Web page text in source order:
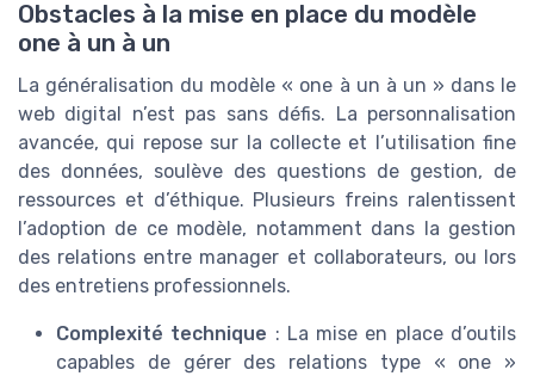
Obstacles à la mise en place du modèle
one à un à un
La généralisation du modèle « one à un à un » dans le
web digital n’est pas sans défis. La personnalisation
avancée, qui repose sur la collecte et l’utilisation fine
des données, soulève des questions de gestion, de
ressources et d’éthique. Plusieurs freins ralentissent
l’adoption de ce modèle, notamment dans la gestion
des relations entre manager et collaborateurs, ou lors
des entretiens professionnels.
Complexité technique : La mise en place d’outils
capables de gérer des relations type « one »